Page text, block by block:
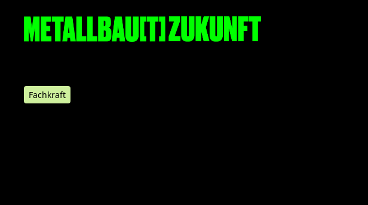
Fachkraft